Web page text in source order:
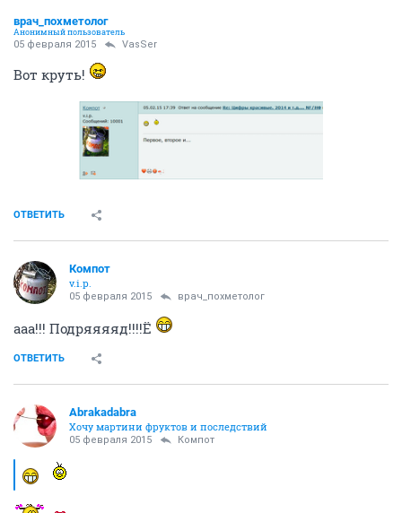
врач_похметолог
Анонимный пользователь
05 февраля 2015 VasSer
Вот круть!
ОТВЕТИТЬ
Компот
v.i.p.
05 февраля 2015 врач_похметолог
ааа!!! Подряяяяд!!!!Ё
ОТВЕТИТЬ
Abrakadabra
Хочу мартини фруктов и последствий
05 февраля 2015 Компот